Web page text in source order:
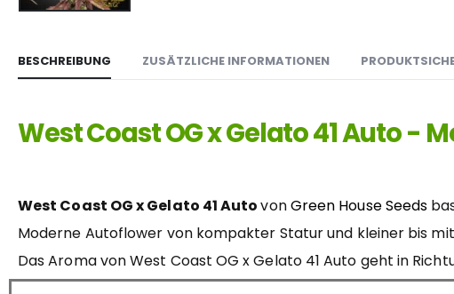
BESCHREIBUNG ZUSÄTZLICHE INFORMATIONEN
West Coast OG x Gelato 41 Auto -
West Coast OG x Gelato 41 AutovonGreen House Seeds
Moderne Autoflower von kompakter Statur und kleiner bis
Das Aroma von West Coast OG x Gelato 41 Auto geht in